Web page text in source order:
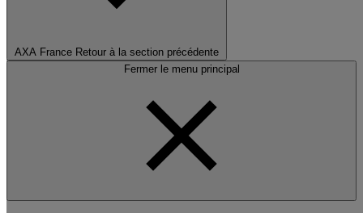
AXA France Retour à la section précédente
Fermer le menu principal